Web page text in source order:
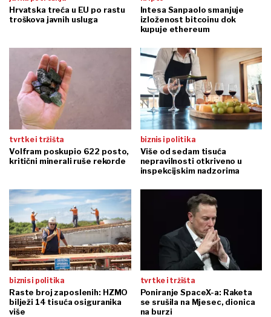
Hrvatska treća u EU po rastu
troškova javnih usluga
Intesa Sanpaolo smanjuje
izloženost bitcoinu dok
kupuje ethereum
tvrtke i tržišta
Volfram poskupio 622 posto,
kritični minerali ruše rekorde
biznis i politika
Više od sedam tisuća
nepravilnosti otkriveno u
inspekcijskim nadzorima
biznis i politika
Raste broj zaposlenih: HZMO
bilježi 14 tisuća osiguranika
više
tvrtke i tržišta
Poniranje SpaceX-a: Raketa
se srušila na Mjesec, dionica
na burzi